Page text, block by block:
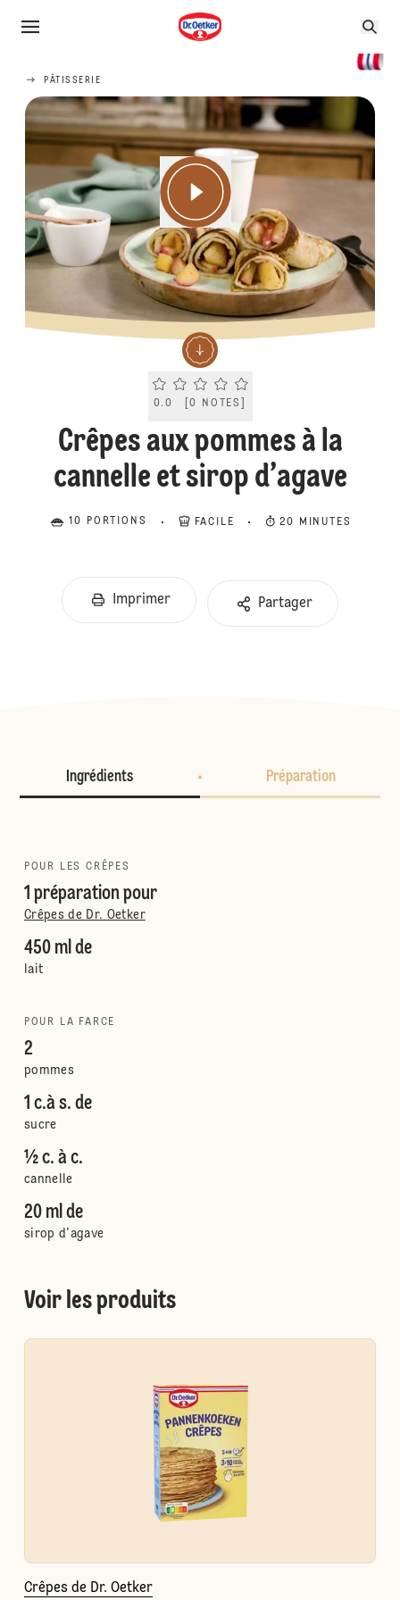
PÂTISSERIE
Current rating 0.0. Click to rate.
0.0 [0 NOTES
Crêpes aux pommes à la
cannelle et sirop d’agave
10 PORTIONS FACILE 20 MINUTES
Imprimer Partager
Ingrédients Préparation
POUR LES CRÊPES
1 préparation pour
Crêpes de Dr. Oetker
450 ml de
lait
POUR LA FARCE
2
pommes
1 c.à s. de
sucre
½ c. à c.
cannelle
20 ml de
sirop d'agave
Voir les produits
Crêpes de Dr. Oetker